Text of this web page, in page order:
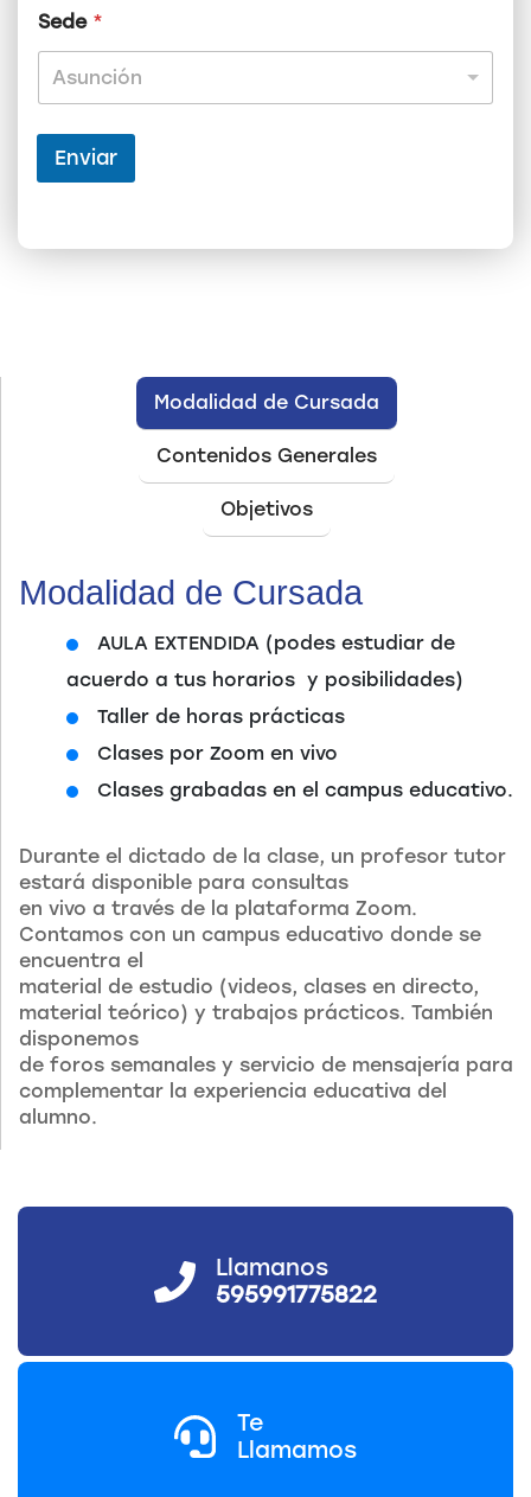
o
n
o
e
Sede *
Asunción
Enviar
Modalidad de Cursada
Contenidos Generales
Objetivos
Modalidad de Cursada
AULA EXTENDIDA (podes estudiar de
acuerdo a tus horarios y posibilidades)
Taller de horas prácticas
Clases por Zoom en vivo
Clases grabadas en el campus educativo.
Durante el dictado de la clase, un profesor tutor
estará disponible para consultas
en vivo a través de la plataforma Zoom.
Contamos con un campus educativo donde se
encuentra el
material de estudio (videos, clases en directo,
material teórico) y trabajos prácticos. También
disponemos
de foros semanales y servicio de mensajería para
complementar la experiencia educativa del
alumno.
Llamanos
595991775822
Te
Llamamos